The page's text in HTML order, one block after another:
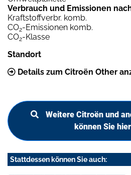
Verbrauch und Emissionen
Kraftstoffverbr. komb.
CO2-Emissionen komb.
CO2-Klasse
Standort
Details zum Citroën Other
Weitere Citroën und
können Sie
Stattdessen können Sie auch: